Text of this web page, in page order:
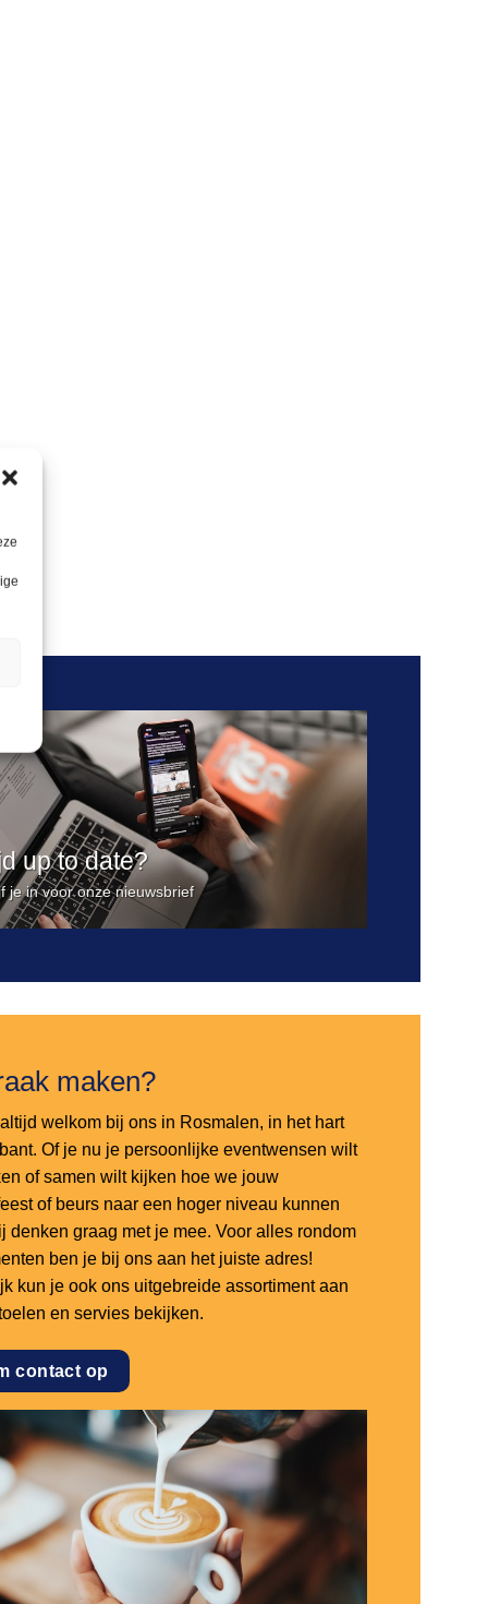
up to date?
je in voor onze nieuwsbrief
maken?
welkom bij ons in Rosmalen, in het hart
Of je nu je persoonlijke eventwensen wilt
of samen wilt kijken hoe we jouw
of beurs naar een hoger niveau kunnen
denken graag met je mee. Voor alles rondom
ben je bij ons aan het juiste adres!
kun je ook ons uitgebreide assortiment aan
en servies bekijken.
contact op